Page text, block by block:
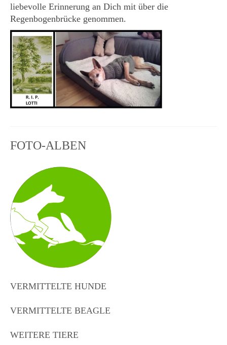
liebevolle Erinnerung an Dich mit über die
Regenbogenbrücke genommen.
FOTO-ALBEN
VERMITTELTE HUNDE
VERMITTELTE BEAGLE
WEITERE TIERE